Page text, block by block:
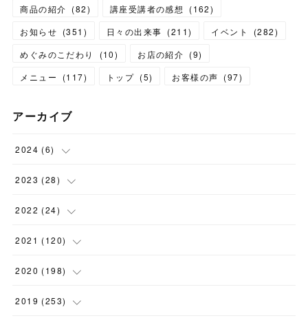
商品の紹介 (82) 講座受講者の感想 (162)
お知らせ (351 ) 日々の出来事 (211) イベント (282)
めぐみのこだわり
(10) お店の紹介 (9)
メニュー
(117) トップ (5) お客様の声 (97)
アーカイブ
2024 (6)
(1)
(1 )
(1)
( 1 )
2023 (28)
(2)
(1)
(1)
(2 )
2022 (24)
(5)
(2)
(2)
2021 (120)
(12)
(3)
2020 (198)
(12)
2019 (253)